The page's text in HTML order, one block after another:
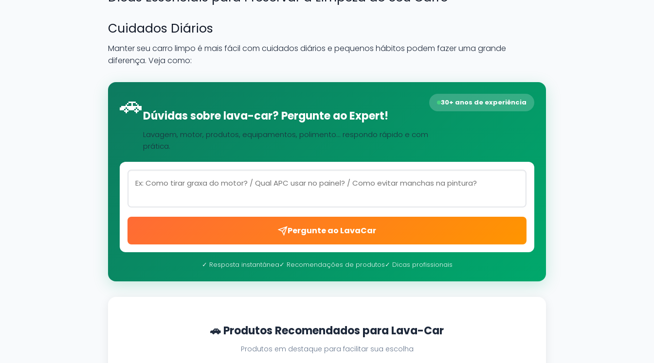
Cuidados Diários
Manter seu carro limpo é mais fácil com cuidados diários e pequenos hábitos podem fazer uma grande
diferença. Veja como:
🚗Dúvidas sobre lava-car? Pergunte ao Expert!
Lavagem, motor, produtos, equipamentos, polimento... respondo rápido e com
prática.
30+ anos de experiência
Pergunte ao LavaCar
✓ Resposta instantânea✓ Recomendações de produtos✓ Dicas profissionais
🚗 Produtos Recomendados para Lava-Car
Produtos em destaque para facilitar sua escolha